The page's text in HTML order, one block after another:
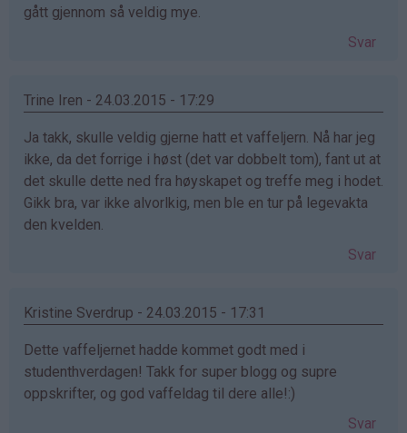
gått gjennom så veldig mye.
Svar
Trine Iren - 24.03.2015 - 17:29
Ja takk, skulle veldig gjerne hatt et vaffeljern. Nå har jeg
ikke, da det forrige i høst (det var dobbelt tom), fant ut at
det skulle dette ned fra høyskapet og treffe meg i hodet.
Gikk bra, var ikke alvorlkig, men ble en tur på legevakta
den kvelden.
Svar
Kristine Sverdrup - 24.03.2015 - 17:31
Dette vaffeljernet hadde kommet godt med i
studenthverdagen! Takk for super blogg og supre
oppskrifter, og god vaffeldag til dere alle!:)
Svar